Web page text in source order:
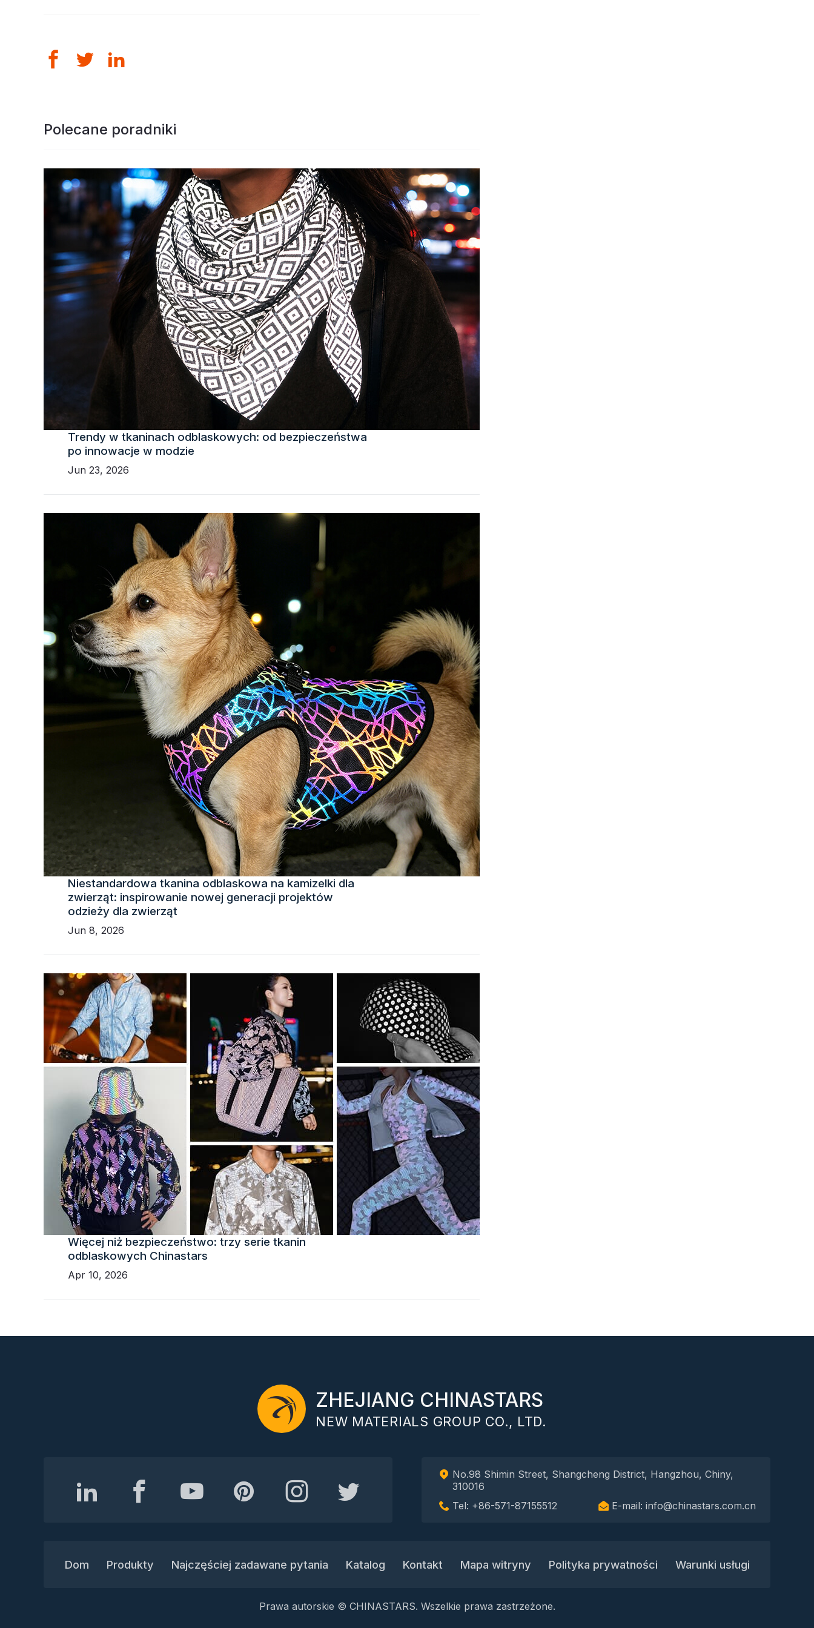
Polecane poradniki
Trendy w tkaninach odblaskowych: od bezpieczeństwa
po innowacje w modzie
Jun 23, 2026
Niestandardowa tkanina odblaskowa na kamizelki dla
zwierząt: inspirowanie nowej generacji projektów
odzieży dla zwierząt
Jun 8, 2026
Więcej niż bezpieczeństwo: trzy serie tkanin
odblaskowych Chinastars
Apr 10, 2026
ZHEJIANG CHINASTARS
NEW MATERIALS GROUP CO., LTD.
No.98 Shimin Street, Shangcheng District, Hangzhou, Chiny,
310016
Tel: +86-571-87155512
E-mail: info@chinastars.com.cn
Dom Produkty Najczęściej zadawane pytania Katalog Kontakt Mapa witryny Polityka prywatności Warunki usługi
Prawa autorskie © CHINASTARS. Wszelkie prawa zastrzeżone.